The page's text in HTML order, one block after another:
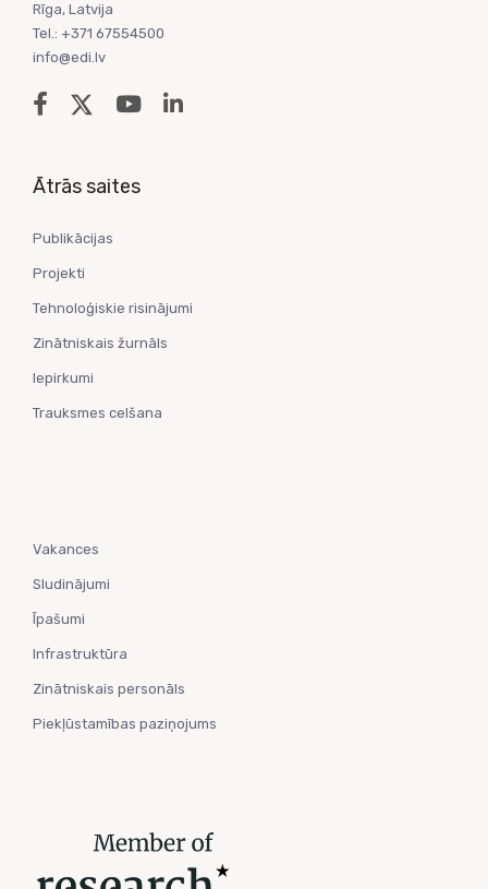
Rīga, Latvija
Tel.: +371 67554500
info@edi.lv
Ātrās saites
Publikācijas
Projekti
Tehnoloģiskie risinājumi
Zinātniskais žurnāls
Iepirkumi
Trauksmes celšana
Vakances
Sludinājumi
Īpašumi
Infrastruktūra
Zinātniskais personāls
Piekļūstamības paziņojums